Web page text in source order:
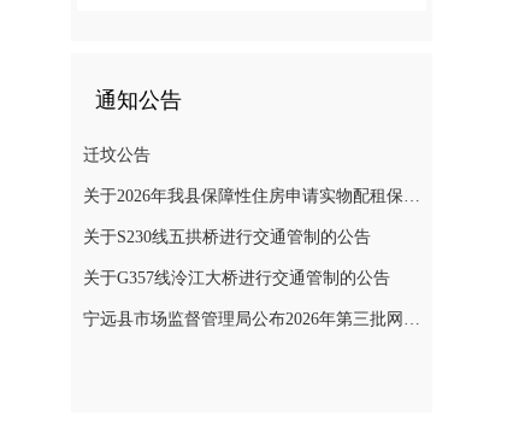
通知公告
迁坟公告
关于2026年我县保障性住房申请实物配租保障家庭的公示(第十一批)
关于S230线五拱桥进行交通管制的公告
关于G357线泠江大桥进行交通管制的公告
宁远县市场监督管理局公布2026年第三批网络餐饮食品安全整治典型案例